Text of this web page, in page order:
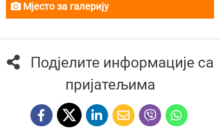
Мјесто за галерију
Подјелите информације са
пријатељима